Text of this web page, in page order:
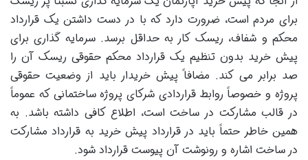
برای مردم است، ضرورت دارد که با در دست داشتن یک قرارداد
محکم و شفاف، ریسک کار به حداقل برسد. سرمایه گذاری برای
پیش خرید بدون تنظیم یک قرارداد محکم حقوقی ریسک آن را
صد برابر می کند. مضافا‍ً پیش خریدار باید از وضعیت حقوقی
پروژه و خصوصاً روابط قراردادی شرکای پروژه ساختمانی که عموماً
در قالب مشارکت در ساخت است، اطلاع کافی داشته باشد. به
همین خاطر حتماً باید در قرارداد پیش خرید به قرارداد مشارکت
در ساخت اشاره و رونوشت آن پیوست قرارداد شود.